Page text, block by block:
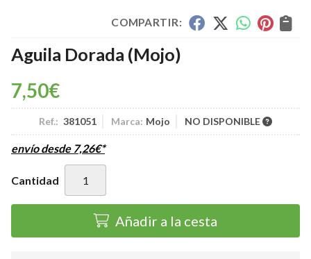
COMPARTIR:
Aguila Dorada (Mojo)
7,50€
Ref.: 381051 Marca: Mojo NO DISPONIBLE
envío desde 7,26€*
Cantidad
Añadir a la cesta